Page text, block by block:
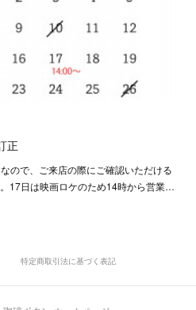
正
ので、ご来店の際にご確認いただける
17日は映画ロケのため14時から営業…
特定商取引法に基づく表記